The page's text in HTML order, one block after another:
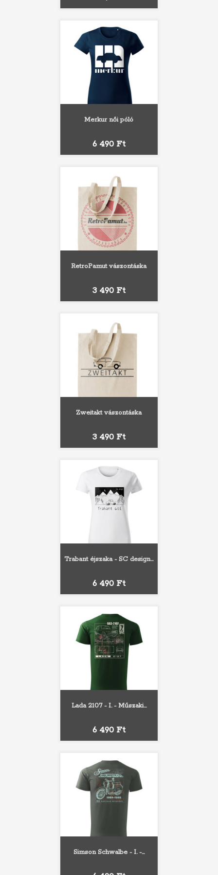
Merkur női póló
Ár
6 490 Ft
RetroPamut vászontáska
Ár
3 490 Ft
Zweitakt vászontáska
Ár
3 490 Ft
Trabant éjszaka - SC design...
Ár
6 490 Ft
Lada 2107 - I. - Műszaki...
Ár
6 490 Ft
Simson Schwalbe - I. -...